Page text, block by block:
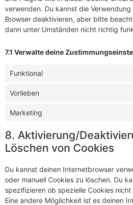
verwenden. Du kannst die
Browser deaktivieren, aber bitte
dann unter Umständen nicht richtig
7.1 Verwalte deine
Funktional
Vorlieben
Marketing
8. Aktivierung/
Löschen von Cookies
Du kannst deinen Internetbrowser
oder manuell Cookies zu löschen. Du
spezifizieren ob spezielle Cookies
Eine andere Möglichkeit ist es deinen